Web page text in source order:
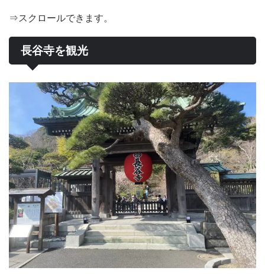
⇒スクロールできます。
長谷寺を観光